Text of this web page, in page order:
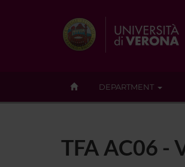
DEPARTMENT
TFA AC06 -